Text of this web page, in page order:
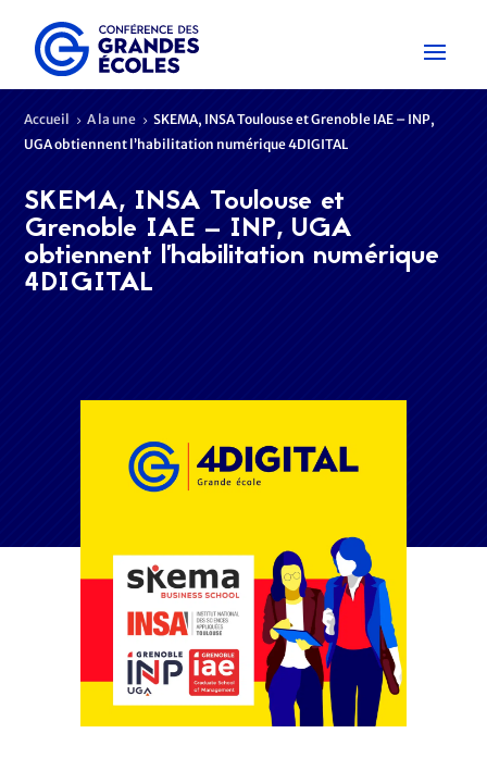
Accueil 5 A la une 5 SKEMA, INSA Toulouse et Grenoble IAE – INP,
UGA obtiennent l’habilitation numérique 4DIGITAL
SKEMA, INSA Toulouse et
Grenoble IAE – INP, UGA
obtiennent l’habilitation numérique
4DIGITAL